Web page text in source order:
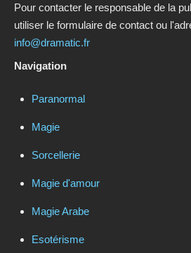
Pour contacter le responsable de la
utiliser le formulaire de contact ou
info@dramatic.fr
Navigation
Paranormal
Magie
Sorcellerie
Magie d'amour
Magie Arabe
Esotérisme